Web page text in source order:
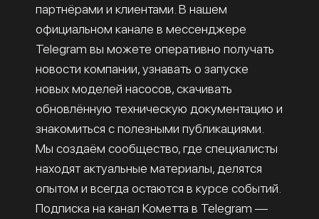
партнёрами и клиентами. В нашем
официальном канале в мессенджере
Telegram вы можете оперативно получать
новости компании, узнавать о запуске
новых моделей насосов, скачивать
обновлённую техническую документацию и
знакомиться с полезными публикациями.
Мы создаём сообщество, где специалисты
находят актуальные материалы, делятся
опытом и всегда остаются в курсе событий.
Подписка на канал Кометта в Telegram —